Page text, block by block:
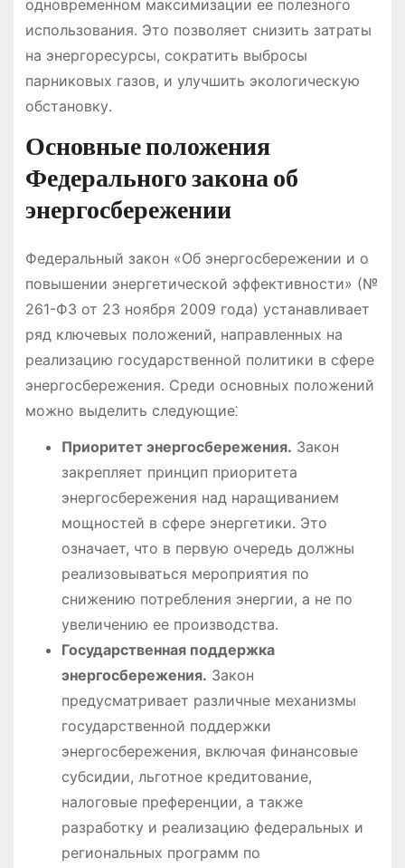
одновременном максимизации ее полезного
использования․ Это позволяет снизить затраты
на энергоресурсы, сократить выбросы
парниковых газов, и улучшить экологическую
обстановку․
Основные положения
Федерального закона об
энергосбережении
Федеральный закон «Об энергосбережении и о
повышении энергетической эффективности» (№
261-ФЗ от 23 ноября 2009 года) устанавливает
ряд ключевых положений, направленных на
реализацию государственной политики в сфере
энергосбережения․ Среди основных положений
можно выделить следующие⁚
Приоритет энергосбережения․ Закон
закрепляет принцип приоритета
энергосбережения над наращиванием
мощностей в сфере энергетики․ Это
означает, что в первую очередь должны
реализовываться мероприятия по
снижению потребления энергии, а не по
увеличению ее производства․
Государственная поддержка
энергосбережения․ Закон
предусматривает различные механизмы
государственной поддержки
энергосбережения, включая финансовые
субсидии, льготное кредитование,
налоговые преференции, а также
разработку и реализацию федеральных и
региональных программ по